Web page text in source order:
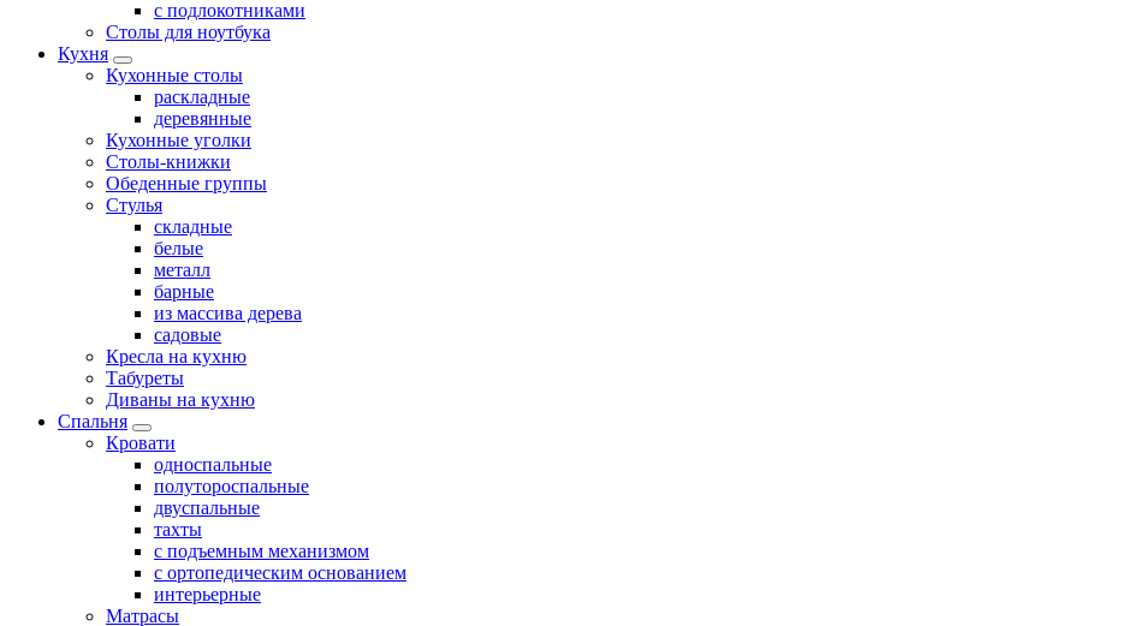
с подлокотниками
Столы для ноутбука
Кухня
Кухонные столы
раскладные
деревянные
Кухонные уголки
Столы-книжки
Обеденные группы
Стулья
складные
белые
металл
барные
из массива дерева
садовые
Кресла на кухню
Табуреты
Диваны на кухню
Спальня
Кровати
односпальные
полутороспальные
двуспальные
тахты
с подъемным механизмом
с ортопедическим основанием
интерьерные
Матрасы